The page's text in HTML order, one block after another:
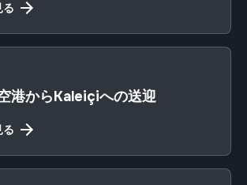
る
港からKaleiçiへの送迎
る